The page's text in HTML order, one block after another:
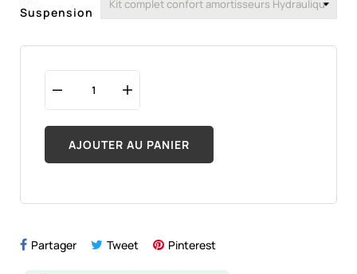
Suspension
AJOUTER AU PANIER
Partager Tweet Pinterest